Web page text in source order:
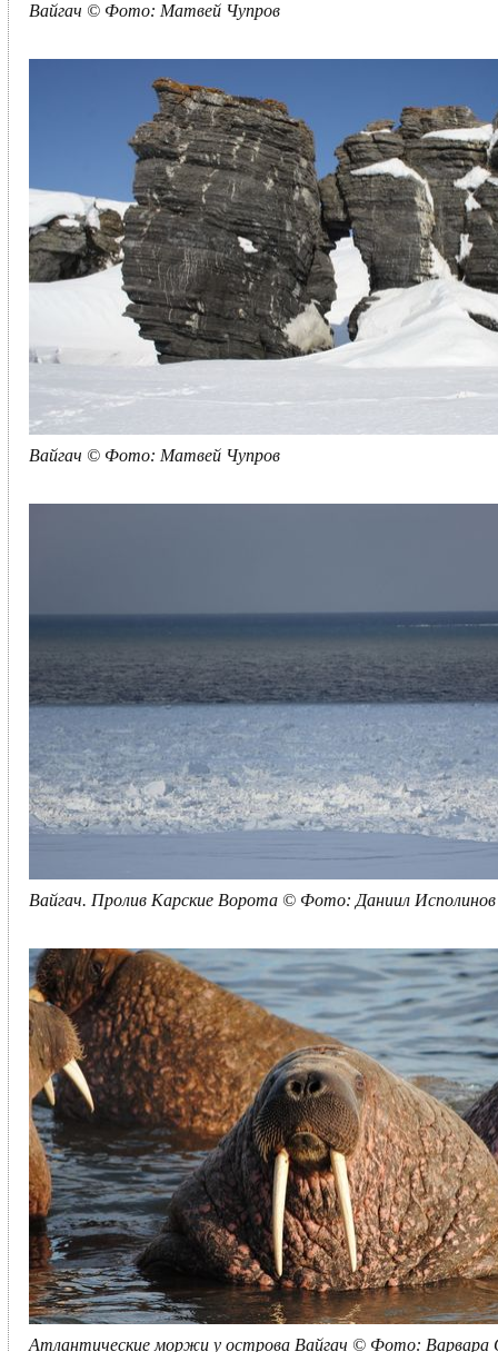
Вайгач © Фото: Матвей Чупров
Вайгач © Фото: Матвей Чупров
Вайгач. Пролив Карские Ворота © Фото: Даниил Исполинов
Атлантические моржи у острова Вайгач © Фото: